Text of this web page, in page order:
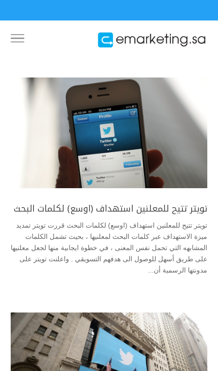
تويتر تتيح للمعلنين استهداف (اوسع) لكلمات البحث
تويتر تتيح للمعلنين استهداف (اوسع) لكلمات البحث قررت تويتر تمديد
ميزة الاستهداف عبر كلمات البحث لمعلنيها ، بحيث تشمل الكلمات
المشابهه التي تحمل نفس المعنى ، في خطوة ايجابية منها لجعل معلنيها
على طريق أسهل للوصول الى هدفهم التسويقي . واعلنت تويتر على
مدونتها الرسمية أن...